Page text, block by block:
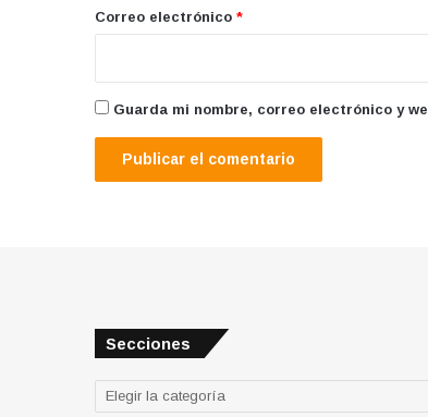
*
Correo electrónico *
Guarda mi nombre, correo electrónico y
Secciones
Secciones